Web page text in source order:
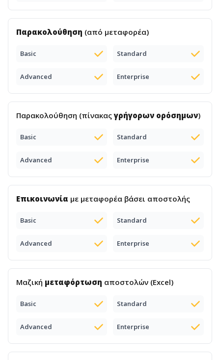
Παρακολούθηση (από μεταφορέα)
Basic Standard
Advanced Enterprise
Παρακολούθηση (πίνακαςγρήγορων ορόσημων)
Basic Standard
Advanced Enterprise
Επικοινωνία με μεταφορέα βάσει αποστολής
Basic Standard
Advanced Enterprise
Μαζική μεταφόρτωση αποστολών (Excel)
Basic Standard
Advanced Enterprise